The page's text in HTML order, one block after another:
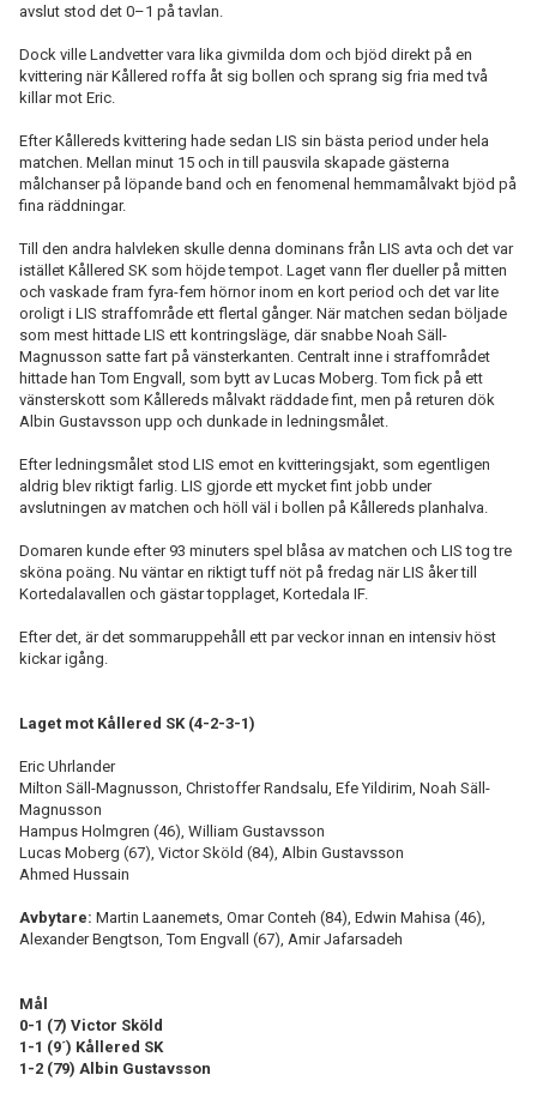
avslut stod det 0–1 på tavlan.
Dock ville Landvetter vara lika givmilda dom och bjöd direkt på en
kvittering när Kållered roffa åt sig bollen och sprang sig fria med två
killar mot Eric.
Efter Kållereds kvittering hade sedan LIS sin bästa period under hela
matchen. Mellan minut 15 och in till pausvila skapade gästerna
målchanser på löpande band och en fenomenal hemmamålvakt bjöd på
fina räddningar.
Till den andra halvleken skulle denna dominans från LIS avta och det var
istället Kållered SK som höjde tempot. Laget vann fler dueller på mitten
och vaskade fram fyra-fem hörnor inom en kort period och det var lite
oroligt i LIS straffområde ett flertal gånger. När matchen sedan böljade
som mest hittade LIS ett kontringsläge, där snabbe Noah Säll-
Magnusson satte fart på vänsterkanten. Centralt inne i straffområdet
hittade han Tom Engvall, som bytt av Lucas Moberg. Tom fick på ett
vänsterskott som Kållereds målvakt räddade fint, men på returen dök
Albin Gustavsson upp och dunkade in ledningsmålet.
Efter ledningsmålet stod LIS emot en kvitteringsjakt, som egentligen
aldrig blev riktigt farlig. LIS gjorde ett mycket fint jobb under
avslutningen av matchen och höll väl i bollen på Kållereds planhalva.
Domaren kunde efter 93 minuters spel blåsa av matchen och LIS tog tre
sköna poäng. Nu väntar en riktigt tuff nöt på fredag när LIS åker till
Kortedalavallen och gästar topplaget, Kortedala IF.
Efter det, är det sommaruppehåll ett par veckor innan en intensiv höst
kickar igång.
Laget mot Kållered SK (4-2-3-1)
Eric Uhrlander
Milton Säll-Magnusson, Christoffer Randsalu, Efe Yildirim, Noah Säll-
Magnusson
Hampus Holmgren (46), William Gustavsson
Lucas Moberg (67), Victor Sköld (84), Albin Gustavsson
Ahmed Hussain
Avbytare: Martin Laanemets, Omar Conteh (84), Edwin Mahisa (46),
Alexander Bengtson, Tom Engvall (67), Amir Jafarsadeh
Mål
0-1 (7) Victor Sköld
1-1 (9´) Kållered SK
1-2 (79) Albin Gustavsson